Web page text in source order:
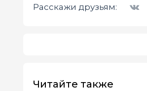
Расскажи друзьям:
Читайте также